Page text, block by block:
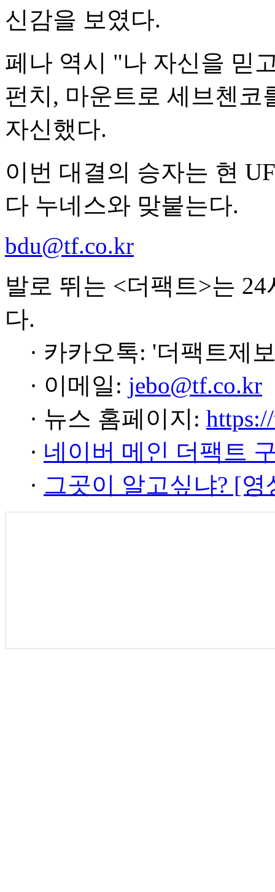
신감을 보였다.
페나 역시 "나 자신을 믿
펀치, 마운트로 세브첸
자신했다.
이번 대결의 승자는 현
다 누네스와 맞붙는다.
bdu@tf.co.kr
발로 뛰는 <더팩트>는
다.
· 카카오톡: '더팩트제
· 이메일: jebo@tf.co.kr
· 뉴스 홈페이지:
· 네이버 메인 더팩트
· 그곳이 알고싶냐? [